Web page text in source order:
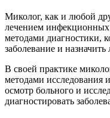
Миколог, как и любой
лечением инфекционных
методами диагностики,
заболевание и назначить
В своей практике
методами исследования
осмотр больного и
диагностировать